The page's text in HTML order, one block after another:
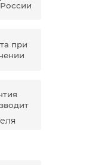
при